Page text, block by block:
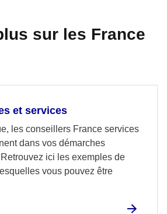
sur les France
et services
les conseillers France services
dans vos démarches
ici les exemples de
vous pouvez être